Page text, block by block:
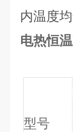
内温度均
电热恒
型号